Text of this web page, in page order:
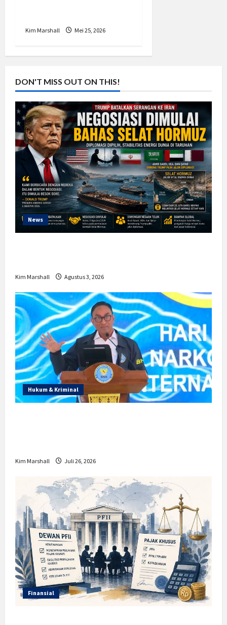
Kim Marshall Mei 25, 2026
DON'T MISS OUT ON THIS!
News
Kim Marshall Agustus 3, 2026
Hukum & Kriminal
Kim Marshall Juli 26, 2026
Finansial